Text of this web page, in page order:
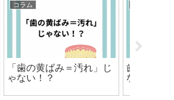
コラム
電子タバコでも歯は黄ば
む？